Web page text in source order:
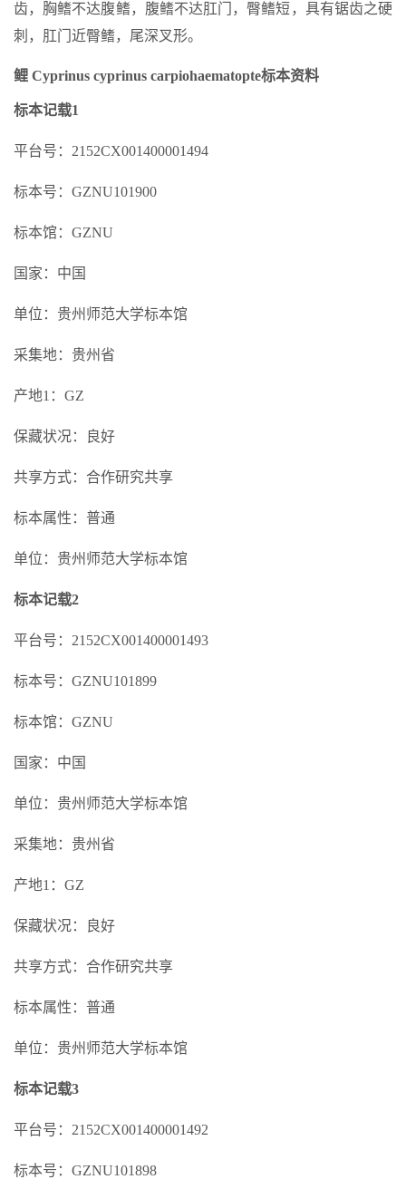
齿，胸鳍不达腹鳍，腹鳍不达肛门，臀鳍短，具有锯齿之硬
刺，肛门近臀鳍，尾深叉形。
鲤 Cyprinus cyprinus carpiohaematopte标本资料
标本记载1
平台号：2152CX001400001494
标本号：GZNU101900
标本馆：GZNU
国家：中国
单位：贵州师范大学标本馆
采集地：贵州省
产地1：GZ
保藏状况：良好
共享方式：合作研究共享
标本属性：普通
单位：贵州师范大学标本馆
标本记载2
平台号：2152CX001400001493
标本号：GZNU101899
标本馆：GZNU
国家：中国
单位：贵州师范大学标本馆
采集地：贵州省
产地1：GZ
保藏状况：良好
共享方式：合作研究共享
标本属性：普通
单位：贵州师范大学标本馆
标本记载3
平台号：2152CX001400001492
标本号：GZNU101898